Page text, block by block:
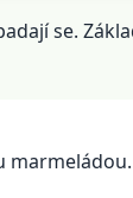
se.
marmeládou.